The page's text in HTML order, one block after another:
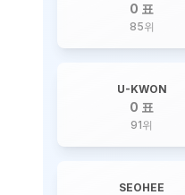
0 표
85위
U-KWON
0 표
91위
SEOHEE